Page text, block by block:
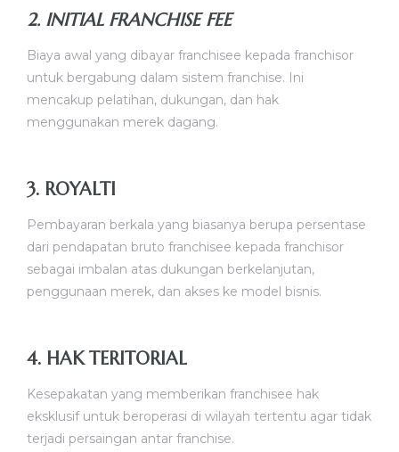
2. INITIAL FRANCHISE FEE
Biaya awal yang dibayar franchisee kepada franchisor
untuk bergabung dalam sistem franchise. Ini
mencakup pelatihan, dukungan, dan hak
menggunakan merek dagang.
3. ROYALTI
Pembayaran berkala yang biasanya berupa persentase
dari pendapatan bruto franchisee kepada franchisor
sebagai imbalan atas dukungan berkelanjutan,
penggunaan merek, dan akses ke model bisnis.
4. HAK TERITORIAL
Kesepakatan yang memberikan franchisee hak
eksklusif untuk beroperasi di wilayah tertentu agar tidak
terjadi persaingan antar franchise.